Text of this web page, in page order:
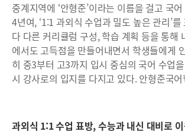
중계지역에 ‘안형준’이라는 이름을 걸고 국
4년여, ‘1:1 과외식 수업과 밀도 높은 관리’
다 다른 커리큘럼 구성, 학습 계획 등을 통해
에서도 고득점을 만들어내면서 학생들에게
히 중3부터 고3까지 입시 중심의 국어 수업
시 강사로의 입지를 다지고 있다. 안형준국
과외식 1:1 수업 표방, 수능과 내신 대비로